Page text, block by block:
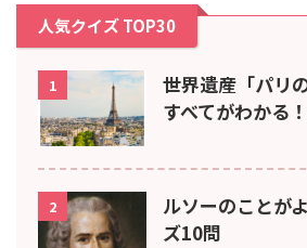
人気クイズ TOP30
1
世界遺産「パリ
すべてがわかる
2
ルソーのことが
ズ10問